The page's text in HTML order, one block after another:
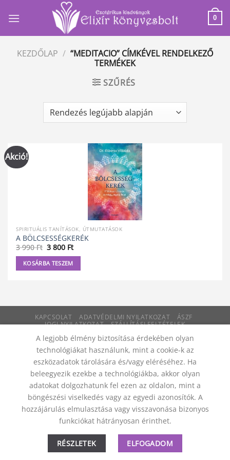
0
KEZDŐLAP / “MEDITACIO” CÍMKÉVEL RENDELKEZŐ
TERMÉKEK
SZŰRÉS
Akció!
SPIRITUÁLIS TANÍTÁSOK, ÚTMUTATÁSOK
A BÖLCSESSÉGKERÉK
3 990Ft Original
was:
3
990 Ft.
3 800 FtCurrent
800 Ft.
KOSÁRBA TESZEM
KAPCSOLAT ADATVÉDELMI NYILATKOZAT
ÁSZF
JOGI NYILATKOZAT
SZÁLLÍTÁSI FELTÉTELEK
© 2012 - 2026 Trigon 9000 Kft.
A legjobb élmény biztosítása érdekében olyan
technológiákat használunk, mint a cookie-k az
eszközadatok tárolására és/vagy eléréséhez. Ha
beleegyezik ezekbe a technológiákba, akkor olyan
adatokat dolgozhatunk fel ezen az oldalon, mint a
böngészési viselkedés vagy az egyedi azonosítók. A
hozzájárulás elmulasztása vagy visszavonása bizonyos
funkciókat hátrányosan érinthet.
RÉSZLETEK ELFOGADOM